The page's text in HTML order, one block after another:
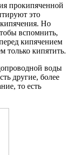
прокипяченной
это
Но
вспомнить,
кипячением
только кипятить.
воды
другие, более
то есть